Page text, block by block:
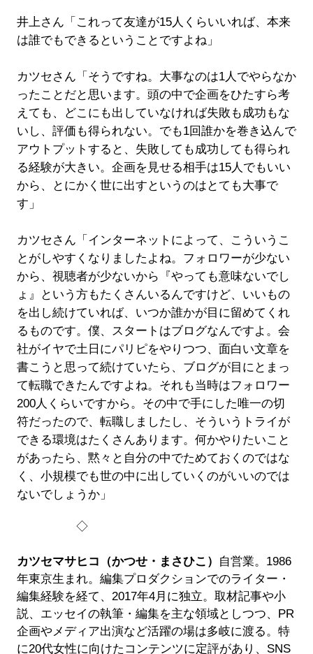
井上さん「これって友達が15人くらいいれば、本来
は誰でもできるということですよね」
カツセさん「そうですね。大事なのは1人でやらなか
ったことだと思います。頭の中で企画をひたすら考
えても、どこにも出していなければ失敗も成功もな
いし、評価も得られない。でも1回誰かを巻き込んで
アウトプットすると、失敗しても成功しても得られ
る経験が大きい。企画を見せる相手は15人でもいい
から、とにかく世に出すというのはとても大事で
す」
カツセさん「インターネットによって、こういうこ
とがしやすくなりましたよね。フォロワーが少ない
から、視聴者が少ないから『やっても意味ないでし
ょ』という方もたくさんいるんですけど、いいもの
を出し続けていれば、いつか誰かが目に留めてくれ
るものです。僕、スタートはブログなんですよ。会
社がイヤで土日にパリピをやりつつ、面白い文章を
書こうと思って続けていたら、ブログが目にとまっ
て転職できたんですよね。それも当時はフォロワー
200人くらいですから。その中で手にした唯一の切
符だったので、転職しましたし、そういうトライが
できる環境はたくさんあります。何かやりたいこと
があったら、黙々と自分の中でためておくのではな
く、小規模でも世の中に出していくのがいいのでは
ないでしょうか」
◇
カツセマサヒコ（かつせ・まさひこ）
自営業。1986
年東京生まれ。編集プロダクションでのライター・
編集経験を経て、2017年4月に独立。取材記事や小
説、エッセイの執筆・編集を主な領域としつつ、PR
企画やメディア出演など活躍の場は多岐に渡る。特
に20代女性に向けたコンテンツに定評があり、SNS